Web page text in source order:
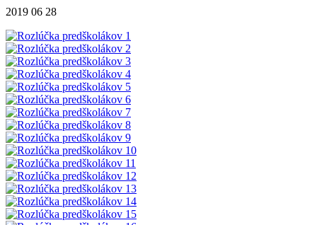
2019 06 28